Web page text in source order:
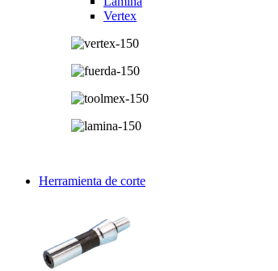
Vertex
Herramienta de corte